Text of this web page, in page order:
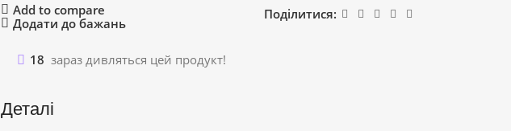
Add to compare
Додати до бажань
Поділитися:
18 зараз дивляться цей продукт!
Деталі